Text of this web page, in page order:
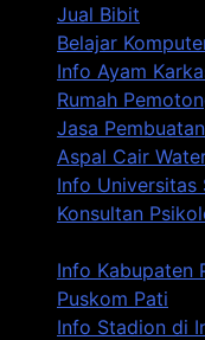
Jual Bibit
Belajar
Info Ayam
Rumah
Jasa
Aspal Cair
Info Universitas
Konsultan
Info Kabupaten
Puskom Pati
Info Stadion di